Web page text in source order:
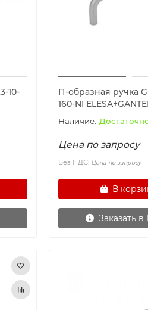
10-
П-образная ручка
160-NI
Цена по запросу
Без НДС: Цена по запросу
В
Заказать в